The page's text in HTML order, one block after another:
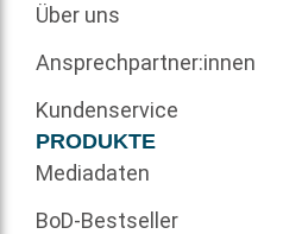
Über uns
Ansprechpartner:innen
Kundenservice
PRODUKTE
Mediadaten
BoD-Bestseller